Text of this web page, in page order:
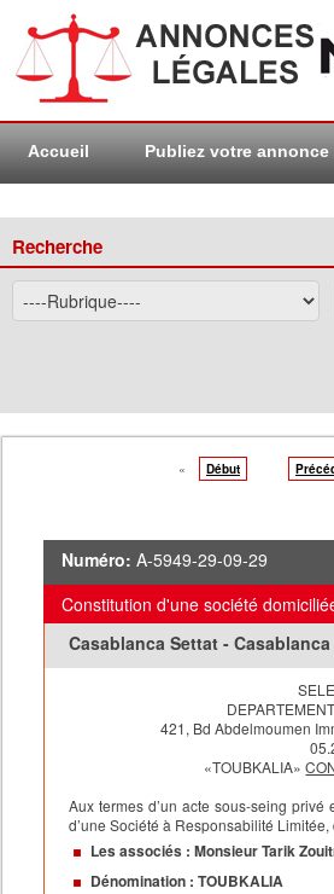
Accueil Publiez votre
Recherche
« Début
Numéro: A-5949-29-09-29
Constitution d'une société
Casablanca Settat - Casablanca
421, Bd Abdelmoumen
«TOUBKALIA»
Aux termes d’un acte sous-seing privé
d’une Société à Responsabilité
Les associés :Monsieur Tarik
Dénomination : TOUBKALIA